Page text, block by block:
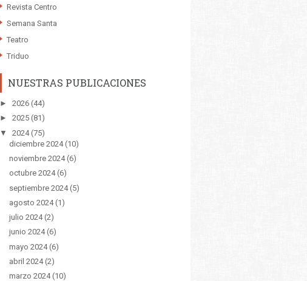
Revista Centro
Semana Santa
Teatro
Triduo
NUESTRAS PUBLICACIONES
► 2026 (44)
► 2025 (81)
▼ 2024(75)
diciembre 2024(10)
noviembre 2024(6)
octubre 2024(6)
septiembre 2024(5)
agosto 2024(1)
julio 2024(2)
junio 2024(6)
mayo 2024(6)
abril 2024(2)
marzo 2024(10)